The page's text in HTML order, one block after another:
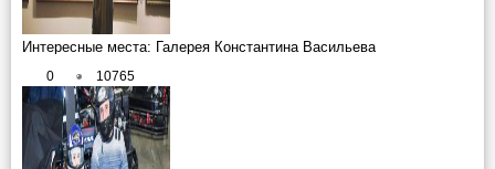
Интересные места: Галерея Константина Васильева
0 10765